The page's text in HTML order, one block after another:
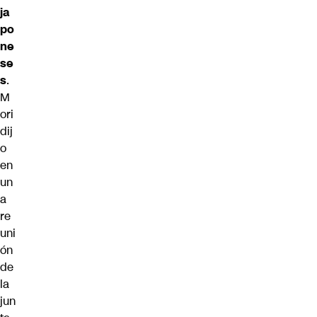
ja
po
ne
se
s.
M
ori
dij
o
en
un
a
re
uni
ón
de
la
jun